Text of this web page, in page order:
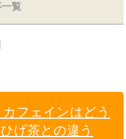
一覧
フェインはどう
げ茶との違う